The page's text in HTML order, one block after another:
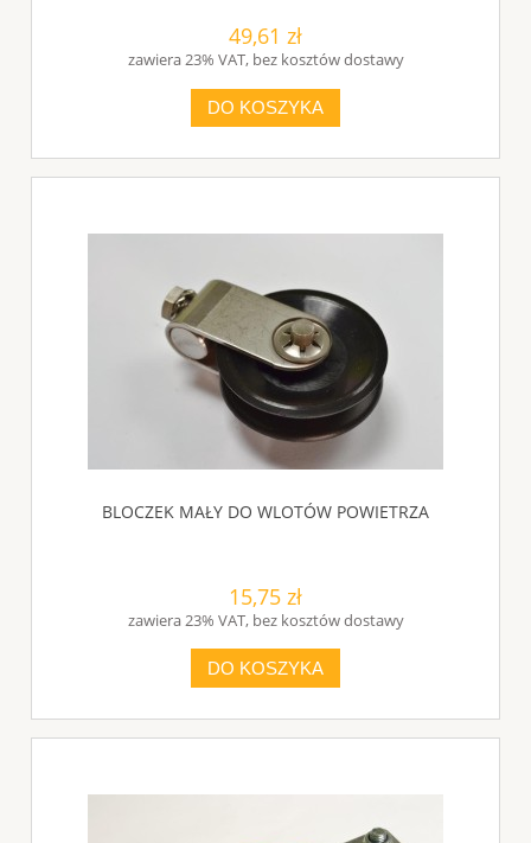
49,61 zł
zawiera 23% VAT, bez kosztów dostawy
DO KOSZYKA
BLOCZEK MAŁY DO WLOTÓW POWIETRZA
15,75 zł
zawiera 23% VAT, bez kosztów dostawy
DO KOSZYKA